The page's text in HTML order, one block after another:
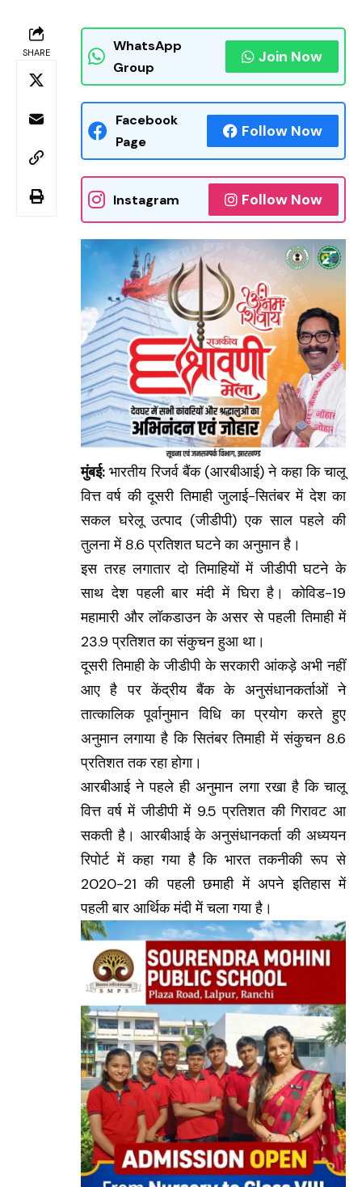
SHARE
WhatsApp
Group
Join Now
Facebook
Page
Follow Now
Instagram Follow Now
मुंबई: भारतीय रिजर्व बैंक (आरबीआई) ने कहा कि चालू
वित्त वर्ष की दूसरी तिमाही जुलाई-सितंबर में देश का
सकल घरेलू उत्पाद (जीडीपी) एक साल पहले की
तुलना में 8.6 प्र​तिशत घटने का अनुमान है।
इस तरह लगातार दो तिमाहियों में जीडीपी घटने के
साथ देश पहली बार मंदी में घिरा है। कोविड-19
महामारी और लॉकडाउन के असर से पहली तिमाही में
23.9 प्रतिशत का संकुचन हुआ था।
दूसरी तिमाही के जीडीपी के सरकारी आंकड़े अभी नहीं
आए है पर केंद्रीय बैंक के अनुसंधानकर्ताओं ने
तात्कालिक पूर्वानुमान विधि का प्रयोग करते हुए
अनुमान लगाया है कि सितंबर तिमाही में संकुचन 8.6
प्रतिशत तक रहा होगा।
आरबीआई ने पहले ही अनुमान लगा रखा है कि चालू
वित्त वर्ष में जीडीपी में 9.5 प्रतिशत की गिरावट आ
सकती है। आरबीआई के अनुसंधानकर्ता की अध्ययन
‎रिपोर्ट में कहा गया है कि भारत तकनीकी रूप से
2020-21 की पहली छमाही में अपने इतिहास में
पहली बार आर्थिक मंदी में चला गया है।